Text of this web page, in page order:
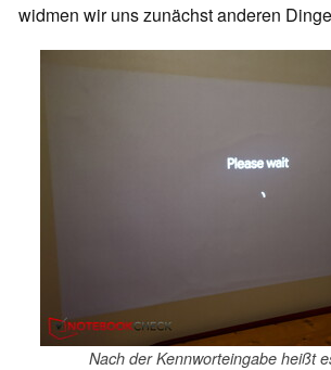
widmen wir uns zunächst anderen
Nach der Kennworteingabe heißt